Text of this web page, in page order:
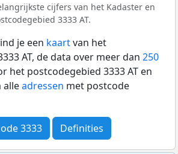
cijfers van het Kadaster en
3333 AT.
je een kaartvan het
AT, de data over meer dan 250
het postcodegebied 3333 AT en
alleadressen met postcode
3333 Definities